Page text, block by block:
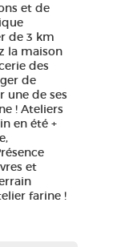
et de
de 3 km
la maison
des
de
une de ses
! Ateliers
en été +
et
farine !